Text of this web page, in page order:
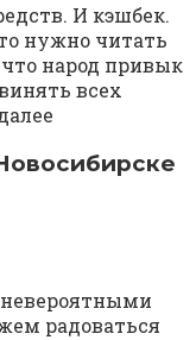
И кэшбек.
нужно читать
народ привык
всех
невероятными
радоваться